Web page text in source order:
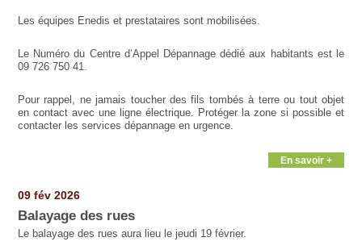
Les équipes Enedis et prestataires sont mobilisées.
Le Numéro du Centre d’Appel Dépannage dédié aux habitants est le
09 726 750 41.
Pour rappel, ne jamais toucher des fils tombés à terre ou tout objet
en contact avec une ligne électrique. Protéger la zone si possible et
contacter les services dépannage en urgence.
En savoir +
09 fév 2026
Balayage des rues
Le balayage des rues aura lieu le jeudi 19 février.